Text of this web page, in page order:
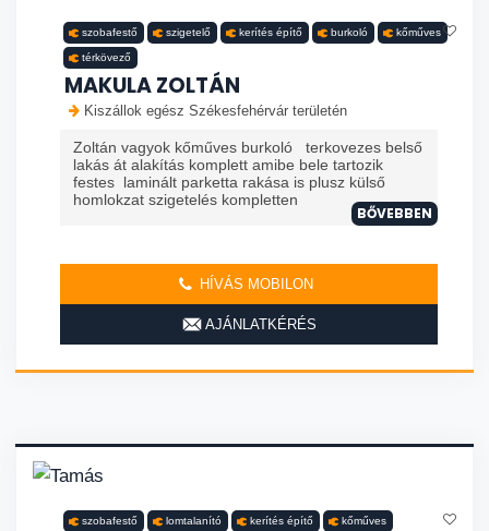
szobafestő szigetelő kerítés építő burkoló kőműves
térkövező
MAKULA ZOLTÁN
Kiszállok egész Székesfehérvár területén
Zoltán vagyok kőműves burkoló terkovezes belső
lakás át alakítás komplett amibe bele tartozik
festes laminált parketta rakása is plusz külső
homlokzat szigetelés kompletten
BŐVEBBEN
HÍVÁS MOBILON
AJÁNLATKÉRÉS
szobafestő lomtalanító kerítés építő kőműves